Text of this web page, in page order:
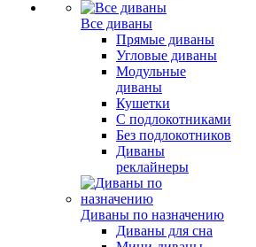
Все диваны
Прямые диваны
Угловые диваны
Модульные
диваны
Кушетки
С подлокотниками
Без подлокотников
Диваны
реклайнеры
Диваны по назначению
Диваны для сна